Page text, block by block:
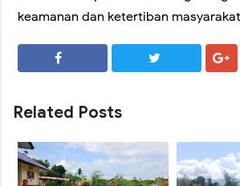
keamanan dan ketertiban
Related Posts